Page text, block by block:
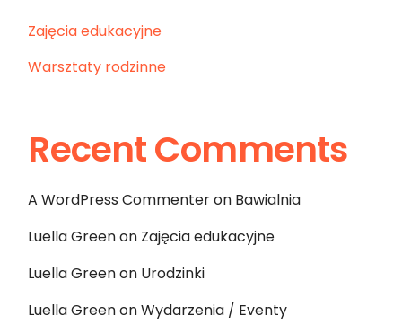
Zajęcia edukacyjne
Warsztaty rodzinne
Recent Comments
A WordPress Commenteron Bawialnia
Luella Greenon Zajęcia edukacyjne
Luella Greenon Urodzinki
Luella GreenonWydarzenia / Eventy